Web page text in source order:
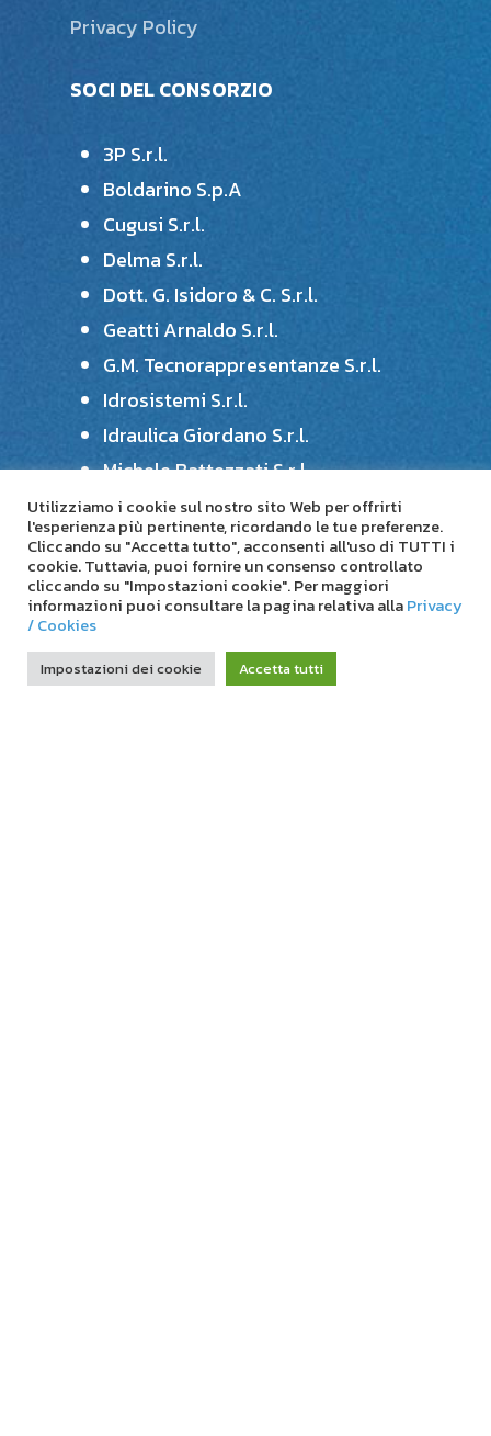
Privacy Policy
SOCI DEL CONSORZIO
3P S.r.l.
Boldarino S.p.A
Cugusi S.r.l.
Delma S.r.l.
Dott. G. Isidoro & C. S.r.l.
Geatti Arnaldo S.r.l.
G.M. Tecnorappresentanze S.r.l.
Idrosistemi S.r.l.
Idraulica Giordano S.r.l.
Michele Battezzati S.r.l.
Mitterer Rohre s.a.s.
Plastica Cesena S.r.l.
Resincondotte S.r.l.
Sicil Condotte S.r.l.
Sureco S.r.l.
Tecnoresine S.r.l.
Utilizziamo i cookie sul nostro sito Web per offrirti
l'esperienza più pertinente, ricordando le tue preferenze.
Cliccando su "Accetta tutto", acconsenti all'uso di TUTTI i
cookie. Tuttavia, puoi fornire un consenso controllato
cliccando su "Impostazioni cookie". Per maggiori
informazioni puoi consultare la pagina relativa allaPrivacy
/ Cookies
Impostazioni dei cookie Accetta tutti
Benvenuto sul sito del Consorzio
Grifone! Per qualsiasi informazione
questa chat e ti risponderemo il